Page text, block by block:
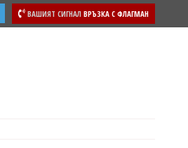
ВАШИЯТ СИГНАЛ ВРЪЗКА С ФЛАГМАН